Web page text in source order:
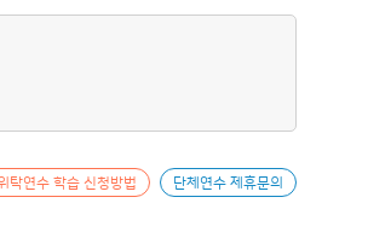
탁연수 학습 신청방법 단체연수 제휴문의